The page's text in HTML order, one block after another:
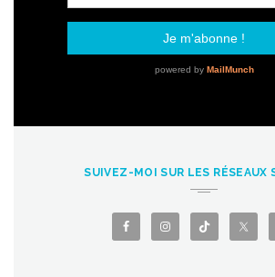
SUIVEZ-MOI SUR LES RÉSEAUX